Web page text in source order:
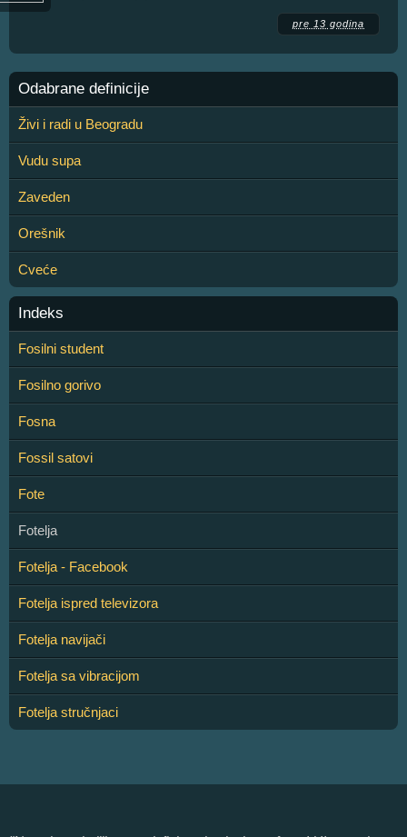
pre 13 godina
Odabrane definicije
Živi i radi u Beogradu
Vudu supa
Zaveden
Orešnik
Cveće
Indeks
Fosilni student
Fosilno gorivo
Fosna
Fossil satovi
Fote
Fotelja
Fotelja - Facebook
Fotelja ispred televizora
Fotelja navijači
Fotelja sa vibracijom
Fotelja stručnjaci